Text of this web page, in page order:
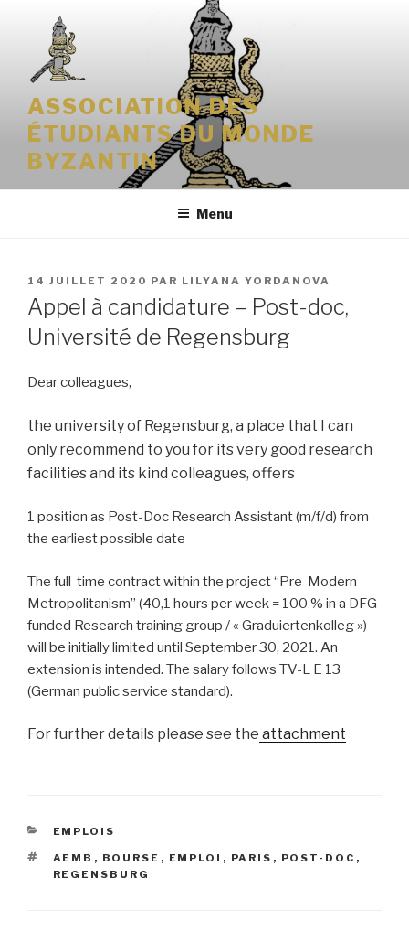
contenu
principal
ASSOCIATION DES
ÉTUDIANTS DU MONDE
BYZANTIN
Menu
PUBLIÉ
LE
14 JUILLET 2020 PAR LILYANA YORDANOVA
Appel à candidature – Post-doc,
Université de Regensburg
Dear colleagues,
the university of Regensburg, a place that I can
only recommend to you for its very good research
facilities and its kind colleagues, offers
1 position as Post-Doc Research Assistant (m/f/d) from
the earliest possible date
The full-time contract within the project “Pre-Modern
Metropolitanism” (40,1 hours per week = 100 % in a DFG
funded Research training group / « Graduiertenkolleg »)
will be initially limited until September 30, 2021. An
extension is intended. The salary follows TV-L E 13
(German public service standard).
For further details please see the attachment
CATÉGORIES
EMPLOIS
ÉTIQUETTES
AEMB , BOURSE , EMPLOI , PARIS , POST-DOC ,
REGENSBURG